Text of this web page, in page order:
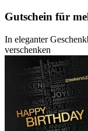
Gutschein für
In eleganter
verschenken